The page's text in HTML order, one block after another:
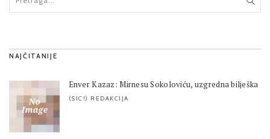
NAJČITANIJE
Enver Kazaz: Mirnesu Sokoloviću, uzgredna bilješka
(SIC!) REDAKCIJA